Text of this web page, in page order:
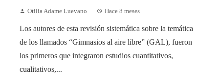
Otilia Adame Luevano Hace 8 meses
Los autores de esta revisión sistemática sobre la temática
de los llamados “Gimnasios al aire libre” (GAL), fueron
los primeros que integraron estudios cuantitativos,
cualitativos,...